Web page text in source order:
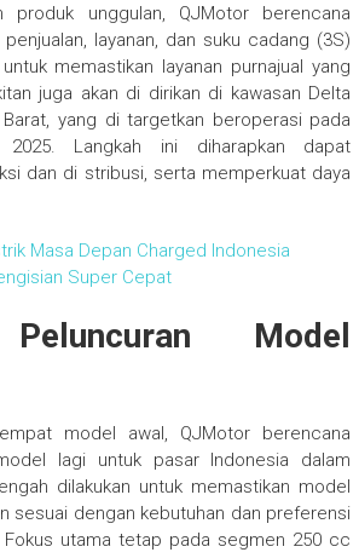
produk unggulan, QJMotor berencana
layanan, dan suku cadang (3S)
memastikan layanan purnajual yang
juga akan di dirikan di kawasan Delta
Barat, yang di targetkan beroperasi pada
2025. Langkah ini diharapkan dapat
dan di stribusi, serta memperkuat daya
Masa Depan Charged Indonesia
Super Cepat
Model
model awal, QJMotor berencana
lagi untuk pasar Indonesia dalam
dilakukan untuk memastikan model
sesuai dengan kebutuhan dan preferensi
Fokus utama tetap pada segmen 250 cc